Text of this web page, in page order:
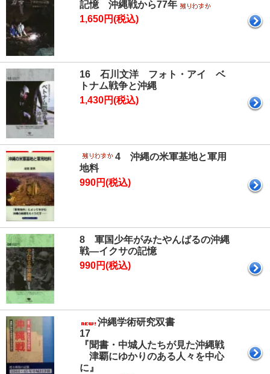
記憶 沖縄戦から77年
1,650円(税込)
16 石川文洋 フォト・アイ ベ
トナム戦争と沖縄
1,430円(税込)
4 沖縄の米軍基地と軍用
地料
990円(税込)
8 軍国少年がみたやんばるの沖縄
戦―イクサの記憶
990円(税込)
沖縄学術研究双書
『聞書・中城人たちが見た沖縄戦
津覇にゆかりのある人々を中心
に』